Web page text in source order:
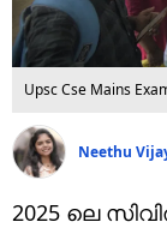
Upsc Cse Mains
Neethu
2025 ലെ